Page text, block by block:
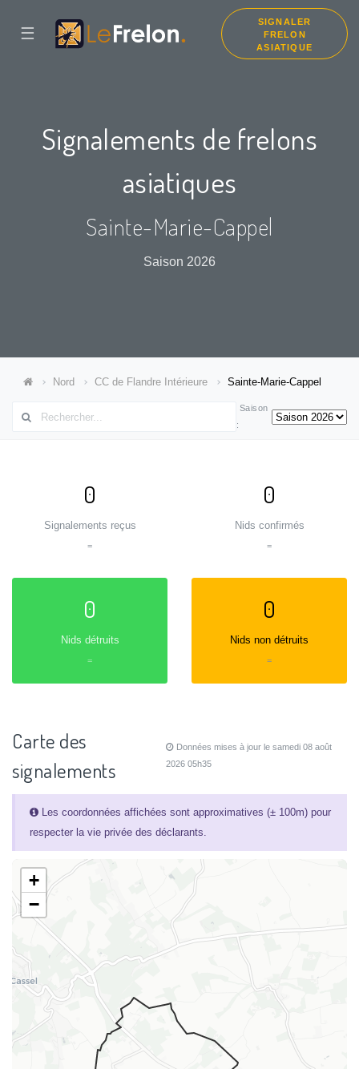
☰
SIGNALER
FRELON
ASIATIQUE
Signalements de frelons
asiatiques
Sainte-Marie-Cappel
Saison 2026
Nord CC de Flandre Intérieure Sainte-Marie-Cappel
Saison
:
0
Signalements reçus
=
0
Nids confirmés
=
0
Nids détruits
=
0
Nids non détruits
=
Carte des
signalements
Données mises à jour le samedi 08 août
2026 05h35
Les coordonnées affichées sont approximatives (± 100m) pour
respecter la vie privée des déclarants.
+
−